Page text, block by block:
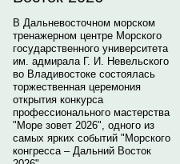
В Дальневосточном морском
тренажерном центре Морского
государственного университета
им. адмирала Г. И. Невельского
во Владивостоке состоялась
торжественная церемония
открытия конкурса
профессионального мастерства
"Море зовет 2026", одного из
самых ярких событий "Морского
конгресса – Дальний Восток